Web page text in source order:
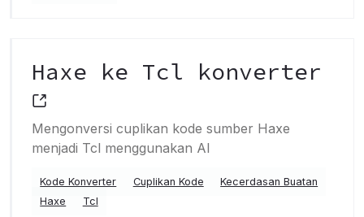
Haxe ke Tcl konverter
Mengonversi cuplikan kode sumber Haxe
menjadi Tcl menggunakan AI
Kode Konverter Cuplikan Kode
Kecerdasan Buatan
Haxe
Tcl